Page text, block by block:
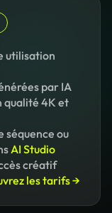
utilisation
par IA
qualité 4K et
séquence ou
AI Studio
créatif
les tarifs →